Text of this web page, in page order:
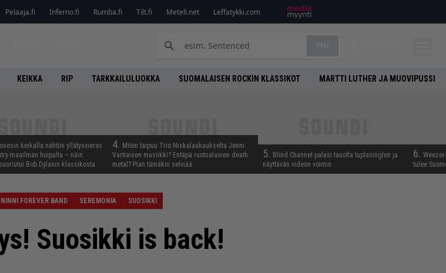
Pelaaja.fi Inferno.fi Rumba.fi Tilt.fi Meteli.net Leffatykki.com
KEIKKA RIP TARKKAILULUOKKA SUOMALAISEN ROCKIN KLASSIKOT MARTTI LUTHER JA MUOVIPUSSI
keikalla nähtiin yllätysvieras
maailman huipulta – näin
Bob Dylanin klassikosta
4. Miten taipuu Trio Niskalaukaukselta Jenni
Vartiaisen musiikki? Entäpä ruotsalainen death
metal? Pian tämäkin selviää
5. Blind Channel palasi tauolta tuplasinglen ja
näyttävän videon voimin
6.
tulee
NINNI FOREVER BAND SEREMONIA SUOSIKKI
Suosikki is back!